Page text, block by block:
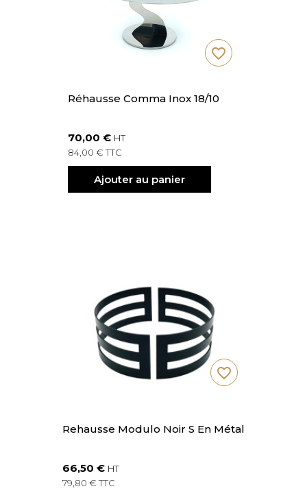
Réhausse Comma Inox 18/10
70,00 € HT
84,00 € TTC
Ajouter au panier
favorite_border
Rehausse Modulo Noir S En Métal
66,50 € HT
79,80 € TTC
favorite_border